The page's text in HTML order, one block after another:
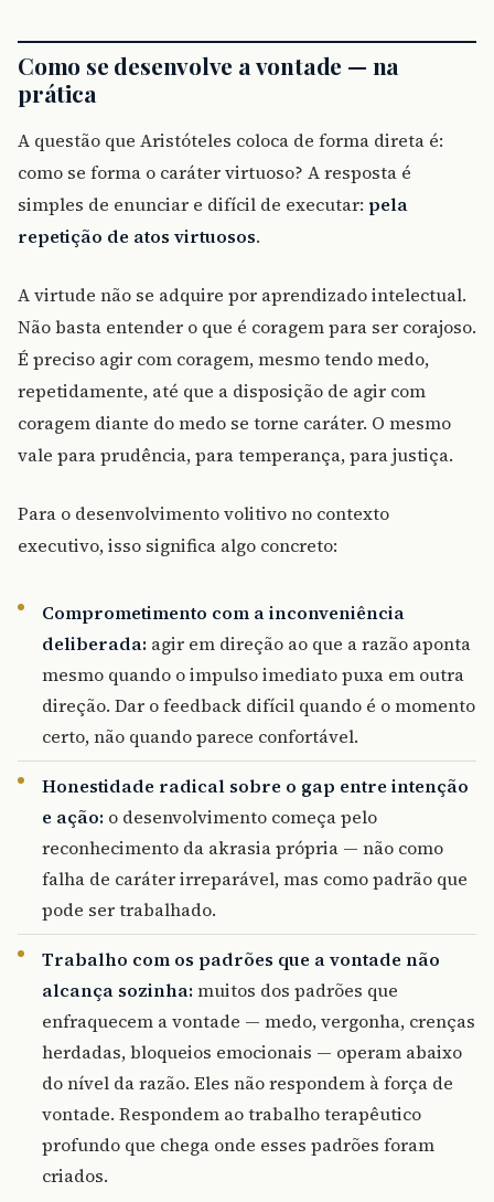
Como se desenvolve a vontade — na
prática
A questão que Aristóteles coloca de forma direta é:
como se forma o caráter virtuoso? A resposta é
simples de enunciar e difícil de executar: pela
repetição de atos virtuosos.
A virtude não se adquire por aprendizado intelectual.
Não basta entender o que é coragem para ser corajoso.
É preciso agir com coragem, mesmo tendo medo,
repetidamente, até que a disposição de agir com
coragem diante do medo se torne caráter. O mesmo
vale para prudência, para temperança, para justiça.
Para o desenvolvimento volitivo no contexto
executivo, isso significa algo concreto:
Comprometimento com a inconveniência
deliberada: agir em direção ao que a razão aponta
mesmo quando o impulso imediato puxa em outra
direção. Dar o feedback difícil quando é o momento
certo, não quando parece confortável.
Honestidade radical sobre o gap entre intenção
e ação: o desenvolvimento começa pelo
reconhecimento da akrasia própria — não como
falha de caráter irreparável, mas como padrão que
pode ser trabalhado.
Trabalho com os padrões que a vontade não
alcança sozinha: muitos dos padrões que
enfraquecem a vontade — medo, vergonha, crenças
herdadas, bloqueios emocionais — operam abaixo
do nível da razão. Eles não respondem à força de
vontade. Respondem ao trabalho terapêutico
profundo que chega onde esses padrões foram
criados.